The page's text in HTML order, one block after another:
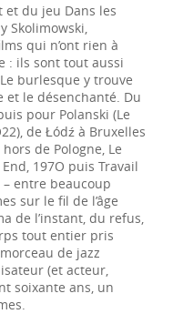
et du jeu Dans les
Skolimowski,
qui n’ont rien à
: ils sont tout aussi
burlesque y trouve
le désenchanté. Du
pour Polanski (Le
de Łódź à Bruxelles
de Pologne, Le
197O puis Travail
entre beaucoup
sur le fil de l’âge
de l’instant, du refus,
tout entier pris
de jazz
(et acteur,
soixante ans, un